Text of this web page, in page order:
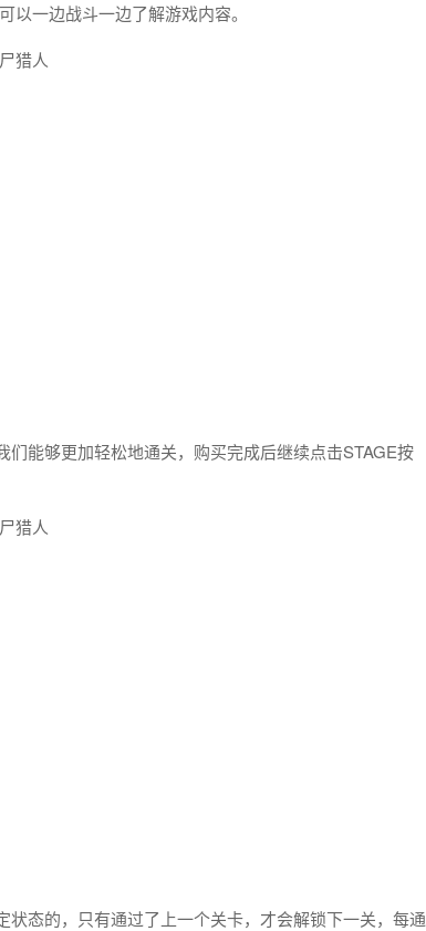
一边战斗一边了解游戏内容。
能够更加轻松地通关，购买完成后继续点击STAGE按
态的，只有通过了上一个关卡，才会解锁下一关，每通